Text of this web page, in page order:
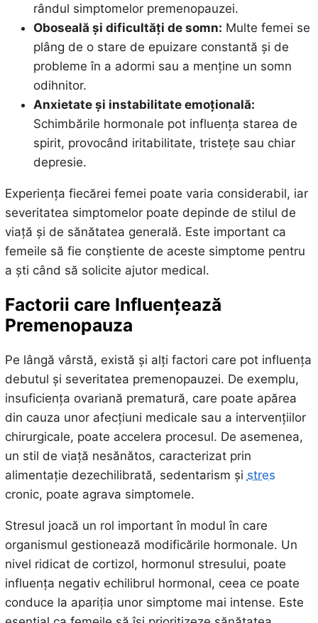
rândul simptomelor premenopauzei.
Oboseală și dificultăți de somn: Multe femei se
plâng de o stare de epuizare constantă și de
probleme în a adormi sau a menține un somn
odihnitor.
Anxietate și instabilitate emoțională:
Schimbările hormonale pot influența starea de
spirit, provocând iritabilitate, tristețe sau chiar
depresie.
Experiența fiecărei femei poate varia considerabil, iar
severitatea simptomelor poate depinde de stilul de
viață și de sănătatea generală. Este important ca
femeile să fie conștiente de aceste simptome pentru
a ști când să solicite ajutor medical.
Factorii care Influențează
Premenopauza
Pe lângă vârstă, există și alți factori care pot influența
debutul și severitatea premenopauzei. De exemplu,
insuficiența ovariană prematură, care poate apărea
din cauza unor afecțiuni medicale sau a intervențiilor
chirurgicale, poate accelera procesul. De asemenea,
un stil de viață nesănătos, caracterizat prin
alimentație dezechilibrată, sedentarism și stres
cronic, poate agrava simptomele.
Stresul joacă un rol important în modul în care
organismul gestionează modificările hormonale. Un
nivel ridicat de cortizol, hormonul stresului, poate
influența negativ echilibrul hormonal, ceea ce poate
conduce la apariția unor simptome mai intense. Este